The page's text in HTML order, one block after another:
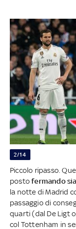
2/14
Piccolo ripasso.
postofermando
la notte di Madrid
passaggio di
quarti (dal De Ligt
col Tottenham in